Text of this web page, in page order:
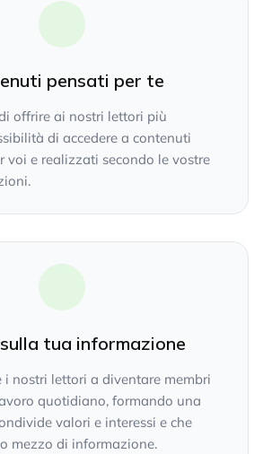
pensati per te
offrire ai nostri lettori più
di accedere a contenuti
voi e realizzati secondo le vostre
tua informazione
i nostri lettori a diventare membri
quotidiano, formando una
valori e interessi e che
mezzo di informazione.